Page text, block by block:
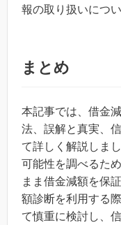
報の取り扱いにつ
まとめ
本記事では、借金
法、誤解と真実、
て詳しく解説しま
可能性を調べるた
まま借金減額を保
額診断を利用する
て慎重に検討し、